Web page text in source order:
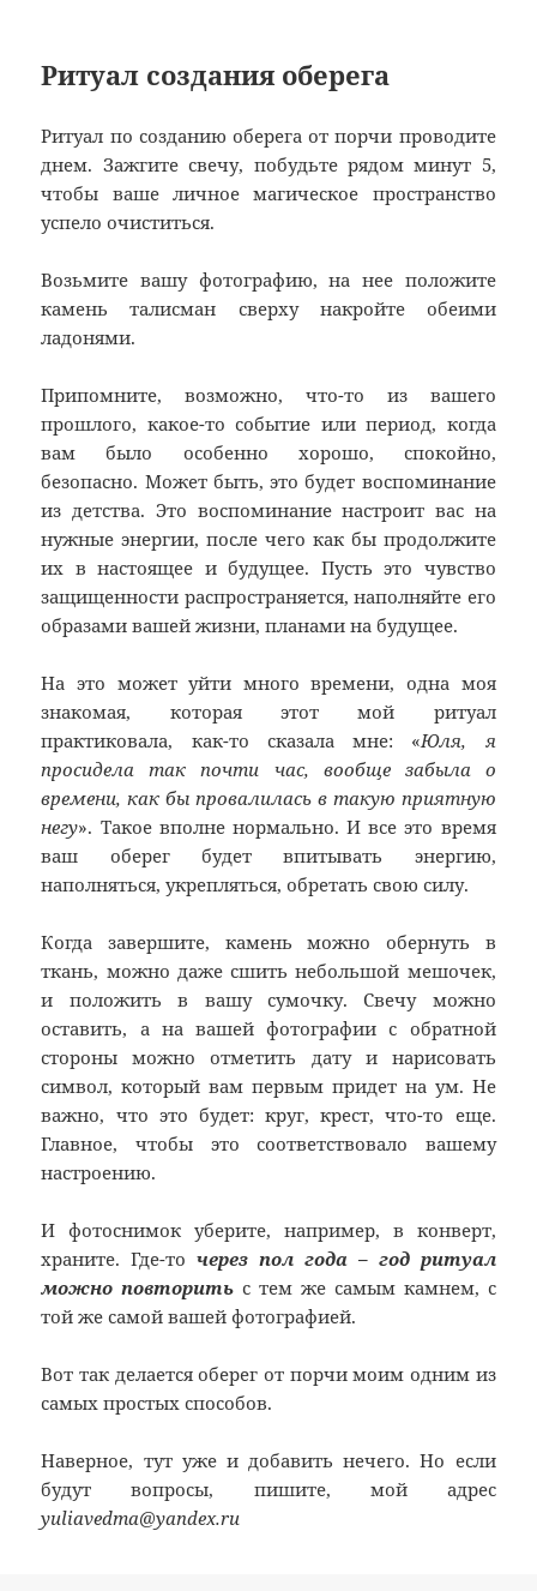
Ритуал создания оберега
Ритуал по созданию оберега от порчи проводите
днем. Зажгите свечу, побудьте рядом минут 5,
чтобы ваше личное магическое пространство
успело очиститься.
Возьмите вашу фотографию, на нее положите
камень талисман сверху накройте обеими
ладонями.
Припомните, возможно, что-то из вашего
прошлого, какое-то событие или период, когда
вам было особенно хорошо, спокойно,
безопасно. Может быть, это будет воспоминание
из детства. Это воспоминание настроит вас на
нужные энергии, после чего как бы продолжите
их в настоящее и будущее. Пусть это чувство
защищенности распространяется, наполняйте его
образами вашей жизни, планами на будущее.
На это может уйти много времени, одна моя
знакомая, которая этот мой ритуал
практиковала, как-то сказала мне: «Юля, я
просидела так почти час, вообще забыла о
времени, как бы провалилась в такую приятную
негу». Такое вполне нормально. И все это время
ваш оберег будет впитывать энергию,
наполняться, укрепляться, обретать свою силу.
Когда завершите, камень можно обернуть в
ткань, можно даже сшить небольшой мешочек,
и положить в вашу сумочку. Свечу можно
оставить, а на вашей фотографии с обратной
стороны можно отметить дату и нарисовать
символ, который вам первым придет на ум. Не
важно, что это будет: круг, крест, что-то еще.
Главное, чтобы это соответствовало вашему
настроению.
И фотоснимок уберите, например, в конверт,
храните. Где-точерез пол года – год ритуал
можно повторить с тем же самым камнем, с
той же самой вашей фотографией.
Вот так делается оберег от порчи моим одним из
самых простых способов.
Наверное, тут уже и добавить нечего. Но если
будут вопросы, пишите, мой адрес
yuliavedma@yandex.ru